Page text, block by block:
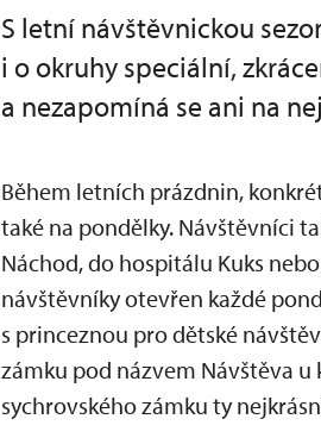
S letní návštěvnickou
i o okruhy speciální,
a nezapomíná se ani na
Během letních prázdnin,
také na pondělky. Návštěvníci
Náchod, do hospitálu Kuks
návštěvníky otevřen každé
s princeznou pro dětské
zámku pod názvem Návštěva
sychrovského zámku ty